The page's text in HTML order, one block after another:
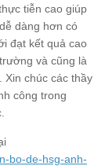
tiễn cao giúp
dàng hơn có
đạt kết quả cao
và cũng là
Xin chúc các thầy
công trong
bo-de-hsg-anh-